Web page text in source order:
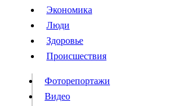
Власть
Происшествия
Видео
Конкурсы
Экономика
Люди
Здоровье
Происшествия
Фоторепортажи
Видео